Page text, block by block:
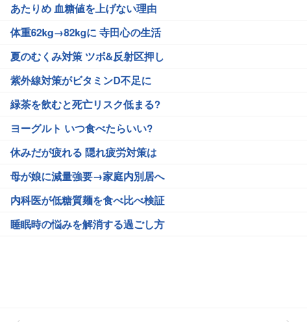
あたりめ 血糖値を上げない理由
体重62kg→82kgに 寺田心の生活
夏のむくみ対策 ツボ&反射区押し
紫外線対策がビタミンD不足に
緑茶を飲むと死亡リスク低まる?
ヨーグルト いつ食べたらいい?
休みだが疲れる 隠れ疲労対策は
母が娘に減量強要→家庭内別居へ
内科医が低糖質麺を食べ比べ検証
睡眠時の悩みを解消する過ごし方